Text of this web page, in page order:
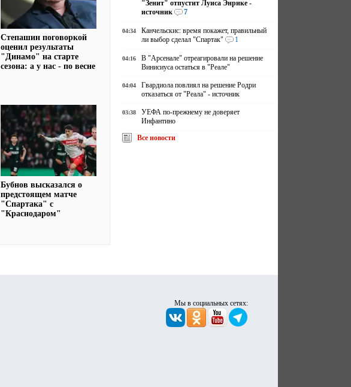
Степашин поговоркой
оценил результаты
"Динамо" на старте
сезона: а у нас - по весне
Бубнов высказался о
предстоящем матче
"Спартака" с
"Краснодаром"
"Зенит" отпустит Луиса Энрике -
источник
7
04:34
Канчельскис: время покажет, правильный
ли выбор сделал "Спартак"
1
04:16
В "Арсенале" отреагировали на решение
Винисиуса остаться в "Реале"
04:04
Гвардиола повлиял на решение Родри
отказаться от "Реала" - источник
03:38
УЕФА по-прежнему не доверяет
Инфантино
Все новости
Мы в социальных сетях: